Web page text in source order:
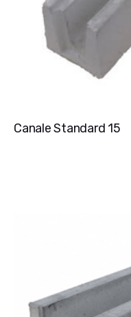
Canale Standard 15